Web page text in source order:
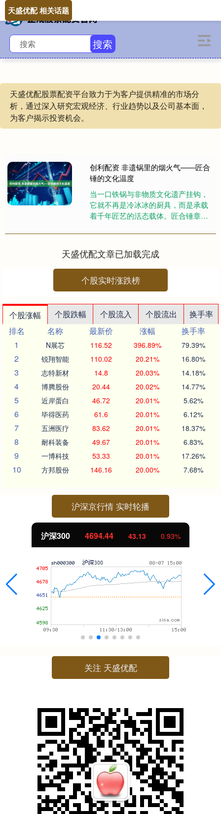
搜索
天盛优配股票配资平台致力于为客户提供精准的市场分
析，通过深入研究宏观经济、行业趋势以及公司基本面，
为客户揭示投资机会。
天盛优配 相关话题
创利配资 非遗锅里的烟火气——匠合
锤的文化温度
当一口铁锅与非物质文化遗产挂钩，
它就不再是冷冰冰的厨具，而是承载
着千年匠艺的活态载体。匠合锤章丘
俗”这一省级非遗的温度，第五代....
天盛优配文章已加载完成
个股实时涨跌榜
个股涨幅 个股跌幅 个股流入 个股流出
换手率
排名
名称 最新价 涨幅
换手率
1
N展芯 116.52 396.89% 79.39%
2 锐翔智能 110.02 20.21% 16.80%
3 志特新材 14.8 20.03% 14.18%
4 博腾股份 20.44 20.02% 14.77%
5 近岸蛋白 46.72 20.01% 5.62%
6 毕得医药 61.6 20.01% 6.12%
7 五洲医疗 83.62 20.01% 18.37%
8 耐科装备 49.67 20.01% 6.83%
9 一博科技 53.33 20.01% 17.26%
10 方邦股份 146.16 20.00% 7.68%
沪深京行情 实时轮播
沪深300 4694.44 43.13 0.93%
关注 天盛优配